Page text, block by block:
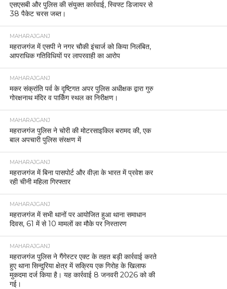
एसएसबी और पुलिस की संयुक्त कार्रवाई, स्विफ्ट डिजायर से
38 पैकेट चरस जब्त।
MAHARAJGANJ
महराजगंज में एसपी ने नगर चौकी इंचार्ज को किया निलंबित,
आपराधिक गतिविधियों पर लापरवाही का आरोप
MAHARAJGANJ
मकर संक्रांति पर्व के दृष्टिगत अपर पुलिस अधीक्षक द्वारा गुरु
गोरक्षनाथ मंदिर व पार्किंग स्थल का निरीक्षण।
MAHARAJGANJ
महराजगंज पुलिस ने चोरी की मोटरसाइकिल बरामद की, एक
बाल अपचारी पुलिस संरक्षण में
MAHARAJGANJ
महराजगंज में बिना पासपोर्ट और वीज़ा के भारत में प्रवेश कर
रही चीनी महिला गिरफ्तार
MAHARAJGANJ
महराजगंज में सभी थानों पर आयोजित हुआ थाना समाधान
दिवस, 61 में से 10 मामलों का मौके पर निस्तारण
MAHARAJGANJ
महराजगंज पुलिस ने गैंगेस्टर एक्ट के तहत बड़ी कार्रवाई करते
हुए थाना सिन्दुरिया क्षेत्र में सक्रिय एक गिरोह के खिलाफ
मुकदमा दर्ज किया है। यह कार्रवाई 8 जनवरी 2026 को की
गई।